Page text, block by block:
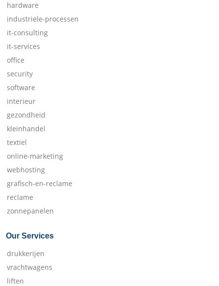
hardware
industriele-processen
it-consulting
it-services
office
security
software
interieur
gezondheid
kleinhandel
textiel
online-marketing
webhosting
grafisch-en-reclame
reclame
zonnepanelen
Our Services
drukkerijen
vrachtwagens
liften